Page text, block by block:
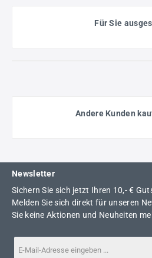
Für Sie
Andere Kunden
Newsletter
Sichern Sie sich jetzt Ihren 10,- €
Melden Sie sich direkt für unseren
Sie keine Aktionen und Neuheiten